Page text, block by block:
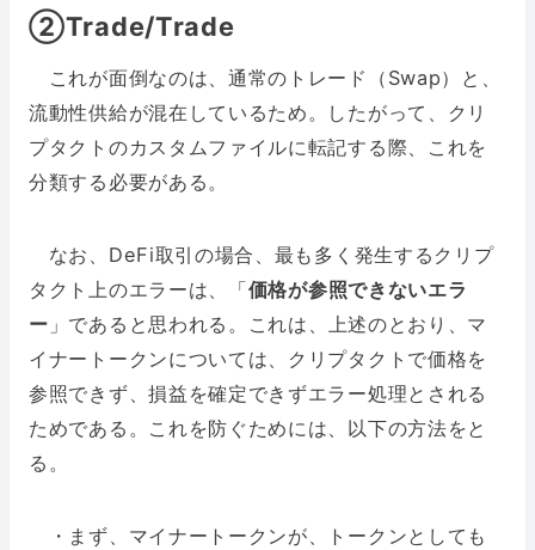
②Trade/Trade
これが面倒なのは、通常のトレード（Swap）と、
流動性供給が混在しているため。したがって、クリ
プタクトのカスタムファイルに転記する際、これを
分類する必要がある。
なお、DeFi取引の場合、最も多く発生するクリプ
タクト上のエラーは、「価格が参照できないエラ
ー 」であると思われる。これは、上述のとおり、マ
イナートークンについては、クリプタクトで価格を
参照できず、損益を確定できずエラー処理とされる
ためである。これを防ぐためには、以下の方法をと
る。
・まず、マイナートークンが、トークンとしても